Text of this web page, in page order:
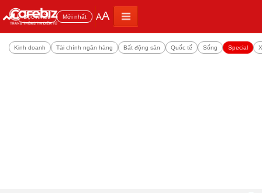
Đọc nhiều Mới nhất AA
Kinh doanh Tài chính ngân hàng Bất động sản Quốc tế Sống Special